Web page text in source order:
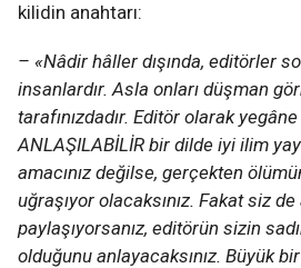
kilidin anahtarı:
– «Nâdir hâller dışında, editörler
insanlardır. Asla onları düşman
tarafınızdadır. Editör olarak
ANLAŞILABİLİR bir dilde iyi ilim
amacınız değilse, gerçekten
uğraşıyor olacaksınız. Fakat siz de
paylaşıyorsanız, editörün sizin
olduğunu anlayacaksınız. Büyük